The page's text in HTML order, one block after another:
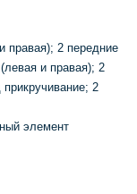
правая); 2 передние
и правая); 2
2
элемент